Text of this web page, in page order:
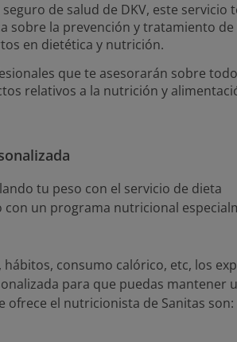
de salud de DKV, este servicio
sobre la prevención y tratamiento de
en dietética y nutrición.
que te asesorarán sobre
relativos a la nutrición y
tu peso con el servicio de dieta
un programa nutricional
consumo calórico, etc, los
para que puedas mantener
ofrece el nutricionista de Sanitas son: